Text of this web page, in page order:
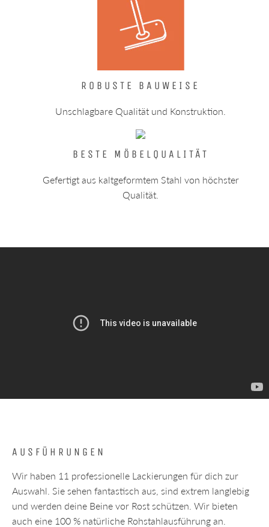
ROBUSTE BAUWEISE
Unschlagbare Qualität und Konstruktion.
BESTE MÖBELQUALITÄT
Gefertigt aus kaltgeformtem Stahl von höchster
Qualität.
AUSFÜHRUNGEN
Wir haben 11 professionelle Lackierungen für dich zur
Auswahl. Sie sehen fantastisch aus, sind extrem langlebig
und werden deine Beine vor Rost schützen. Wir bieten
auch eine 100 % natürliche Rohstahlausführung an.